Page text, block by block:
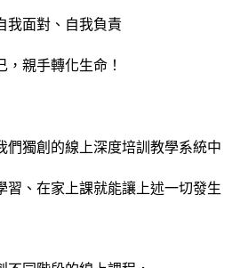
我面對、自我負責
，親手轉化生命！
們獨創的線上深度培訓教學系統中
習、在家上課就能讓上述一切發生